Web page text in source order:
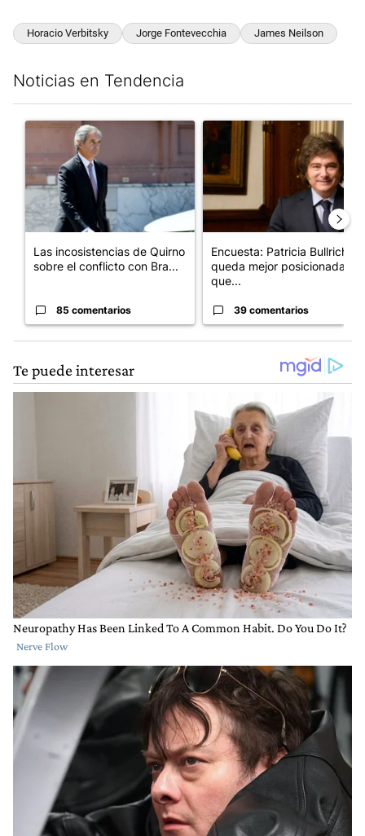
Horacio Verbitsky Jorge Fontevecchia James Neilson
Noticias en Tendencia
Un artículo de tendencia con el título "Las incosistencias de
Las incosistencias de Quirno
sobre el conflicto con Bra...
85 comentarios
Un artículo de tendencia con
Encuesta: Patricia Bullrich
queda mejor posicionada
que...
39 comentarios